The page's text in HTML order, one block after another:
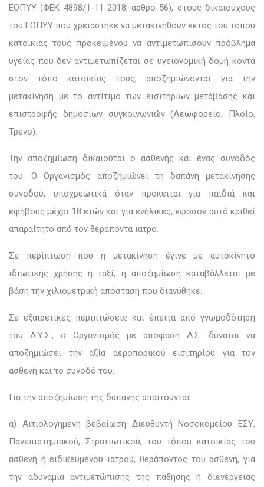
ΕΟΠΥΥ (ΦΕΚ 4898/1-11-2018, άρθρο 56), στους δικαιούχους
του ΕΟΠΥΥ που χρειάστηκε να μετακινηθούν εκτός του τόπου
κατοικίας τους προκειμένου να αντιμετωπίσουν πρόβλημα
υγείας που δεν αντιμετωπίζεται σε υγειονομική δομή κοντά
στον τόπο κατοικίας τους, αποζημιώνονται για την
μετακίνηση με το αντίτιμο των εισιτηρίων μετάβασης και
επιστροφής δημοσίων συγκοινωνιών (Λεωφορείο, Πλοίο,
Τρένο).
Την αποζημίωση δικαιούται ο ασθενής και ένας συνοδός
του. Ο Οργανισμός αποζημιώνει τη δαπάνη μετακίνησης
συνοδού, υποχρεωτικά όταν πρόκειται για παιδιά και
εφήβους μέχρι 18 ετών και για ενήλικες, εφόσον αυτό κριθεί
απαραίτητο από τον θεράποντα ιατρό.
Σε περίπτωση που η μετακίνηση έγινε με αυτοκίνητο
ιδιωτικής χρήσης ή ταξί, η αποζημίωση καταβάλλεται με
βάση την χιλιομετρική απόσταση που διανύθηκε.
Σε εξαιρετικές περιπτώσεις και έπειτα από γνωμοδότηση
του Α.Υ.Σ., ο Οργανισμός με απόφαση Δ.Σ. δύναται να
αποζημιώσει την αξία αεροπορικού εισιτηρίου για τον
ασθενή και το συνοδό του.
Για την αποζημίωση της δαπάνης απαιτούνται:
α) Αιτιολογημένη βεβαίωση Διευθυντή Νοσοκομείου ΕΣΥ,
Πανεπιστημιακού, Στρατιωτικού, του τόπου κατοικίας του
ασθενή ή ειδικευμένου ιατρού, θεράποντος του ασθενή, για
την αδυναμία αντιμετώπισης της πάθησης ή διενέργειας